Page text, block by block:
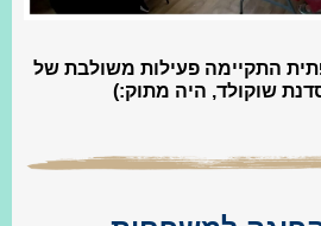
התקיימה פעילות משולבת של
שוקולד, היה מתוק:)